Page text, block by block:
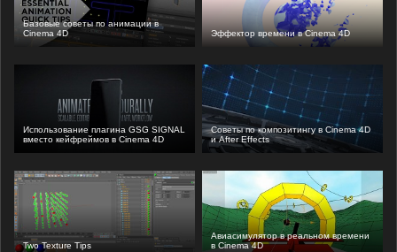
Базовые советы по анимации в
Cinema 4D
Эффектор времени в Cinema 4D
Использование плагина GSG SIGNAL
вместо кейфреймов в Cinema 4D
Советы по композитингу в Cinema 4D
и After Effects
Two Texture Tips
Авиасимулятор в реальном времени
в Cinema 4D